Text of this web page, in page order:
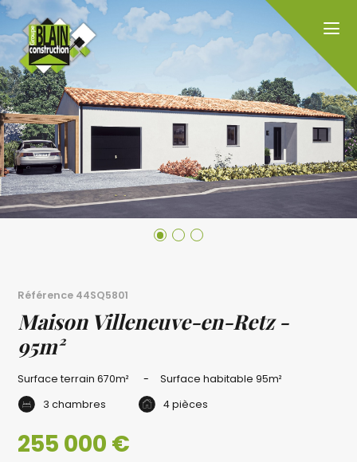
Référence 44SQ5801
Maison Villeneuve-en-Retz -
95m²
Surface terrain670m² Surface habitable95m²
3 chambres
4 pièces
255 000 €